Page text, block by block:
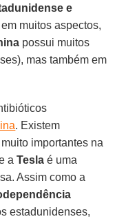
e
em muitos aspectos,
possui muitos
mas também em
. Existem
importantes na
aTesla é uma
Assim como a
estadunidenses,